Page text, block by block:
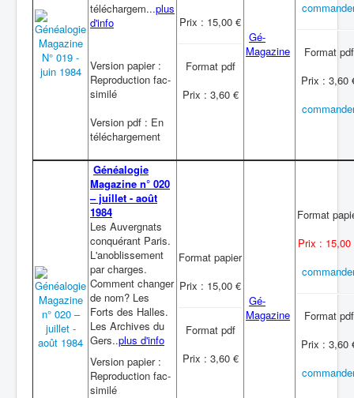
téléchargem...plus
d'info
Version papier :
Reproduction fac-
similé
Version pdf : En
téléchargement
Prix : 15,00 €
Format pdf
Prix : 3,60 €
Gé-
Magazine
Format pdf
Prix : 3,60
Généalogie
Magazine n° 020
– juillet - août
1984
Les Auvergnats
conquérant Paris.
L'anoblissement
par charges.
Comment changer
de nom? Les
Forts des Halles.
Les Archives du
Gers..plus d'info
Version papier :
Reproduction fac-
similé
Format papier
Prix : 15,00 €
Format pdf
Prix : 3,60 €
Gé-
Magazine
Format
Prix : 15,00
Format pdf
Prix : 3,60